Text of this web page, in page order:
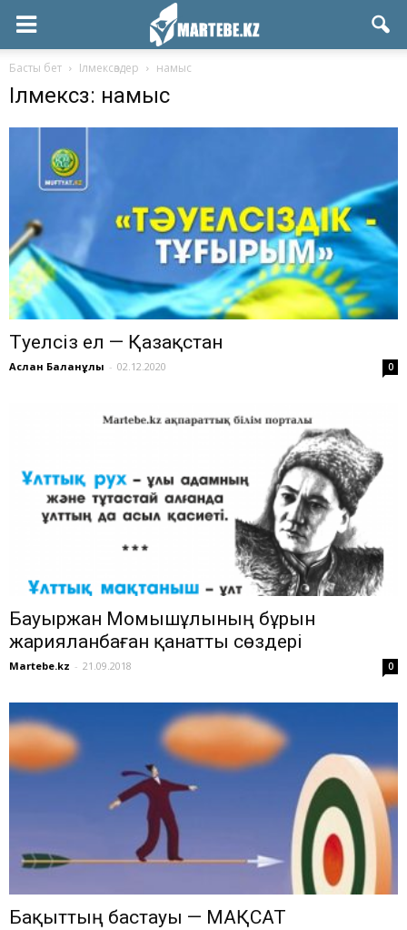
Басты бет Ілмексөздер намыс
Ілмексөз: намыс
Тәуелсіз ел — Қазақстан
Аслан Бағланұлы - 02.12.2020 0
Бауыржан Момышұлының бұрын
жарияланбаған қанатты сөздері
Martebe.kz - 21.09.2018 0
Бақыттың бастауы — МАҚСАТ